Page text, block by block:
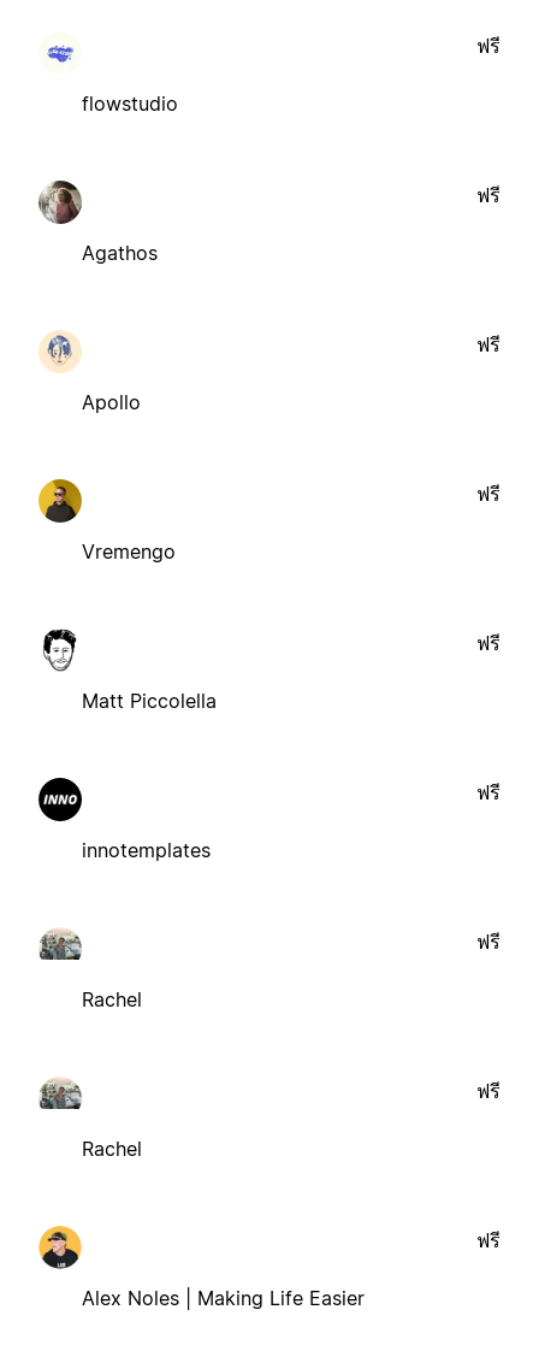
flowstudio
ฟรี
Agathos
ฟรี
Apollo
ฟรี
Vremengo
ฟรี
Matt Piccolella
ฟรี
innotemplates
ฟรี
Rachel
ฟรี
Rachel
ฟรี
Alex Noles | Making Life Easier
ฟรี